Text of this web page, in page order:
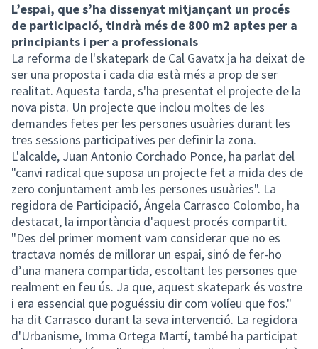
L’espai, que s’ha dissenyat mitjançant un procés
de participació, tindrà més de 800 m2 aptes per a
principiants i per a professionals
La reforma de l'skatepark de Cal Gavatx ja ha deixat de
ser una proposta i cada dia està més a prop de ser
realitat. Aquesta tarda, s'ha presentat el projecte de la
nova pista. Un projecte que inclou moltes de les
demandes fetes per les persones usuàries durant les
tres sessions participatives per definir la zona.
L'alcalde, Juan Antonio Corchado Ponce, ha parlat del
"canvi radical que suposa un projecte fet a mida des de
zero conjuntament amb les persones usuàries". La
regidora de Participació, Ángela Carrasco Colombo, ha
destacat, la importància d'aquest procés compartit.
"Des del primer moment vam considerar que no es
tractava només de millorar un espai, sinó de fer-ho
d’una manera compartida, escoltant les persones que
realment en feu ús. Ja que, aquest skatepark és vostre
i era essencial que poguéssiu dir com volíeu que fos."
ha dit Carrasco durant la seva intervenció. La regidora
d'Urbanisme, Imma Ortega Martí, també ha participat